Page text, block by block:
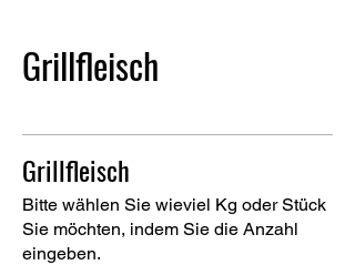
Grillfleisch
Grillfleisch
Bitte wählen Sie wieviel Kg oder Stück
Sie möchten, indem Sie die Anzahl
eingeben.